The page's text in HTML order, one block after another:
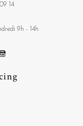
14
9h - 14h